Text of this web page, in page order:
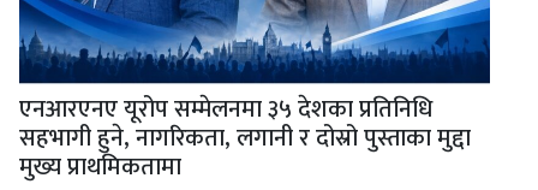
एनआरएनए यूरोप सम्मेलनमा ३५ देशका प्रतिनिधि
सहभागी हुने, नागरिकता, लगानी र दोस्रो पुस्ताका मुद्दा
मुख्य प्राथमिकतामा